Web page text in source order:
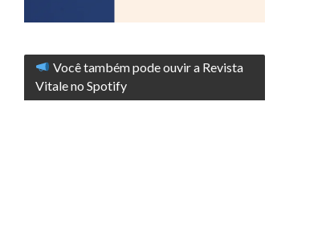
Você também pode ouvir a Revista
Vitale no Spotify